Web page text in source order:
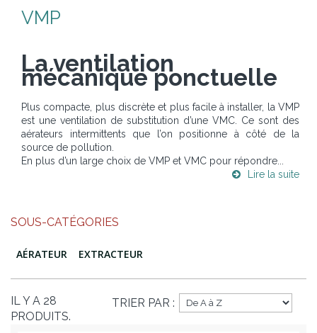
VMP
La ventilation
mécanique ponctuelle
Plus compacte, plus discrète et plus facile à installer, la VMP
est une ventilation de substitution d’une VMC. Ce sont des
aérateurs intermittents que l’on positionne à côté de la
source de pollution.
En plus d’un large choix de VMP et VMC pour répondre...
Lire la suite
SOUS-CATÉGORIES
AÉRATEUR EXTRACTEUR
TRIER PAR :
IL Y A 28
PRODUITS.